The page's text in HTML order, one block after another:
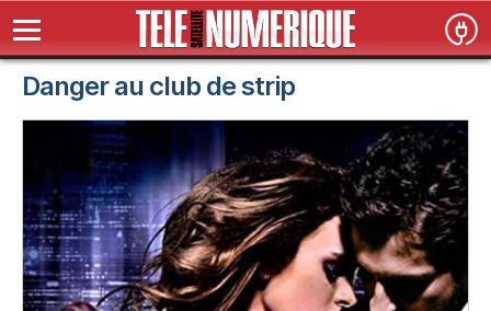
Danger au club de strip